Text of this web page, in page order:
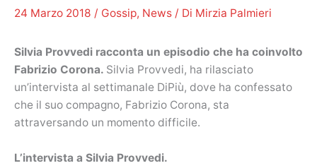
24 Marzo 2018 / Gossip, News / Di Mirzia Palmieri
Silvia Provvedi racconta un episodio che ha coinvolto
Fabrizio Corona. Silvia Provvedi, ha rilasciato
un’intervista al settimanale DiPiù, dove ha confessato
che il suo compagno, Fabrizio Corona, sta
attraversando un momento difficile.
L’intervista a Silvia Provvedi.